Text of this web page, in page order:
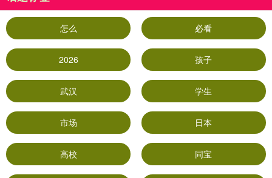
怎么 必看
2026 孩子
武汉 学生
市场 日本
高校 同宝